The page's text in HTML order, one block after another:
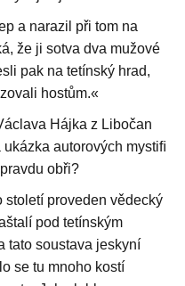
a narazil při tom na
že ji sotva dva mužové
pak na tetínský hrad,
hostům.«
Hájka z Libočan
autorových mystiﬁ
obři?
století proveden vědecký
pod tetínským
tato soustava jeskyní
se tu mnoho kostí